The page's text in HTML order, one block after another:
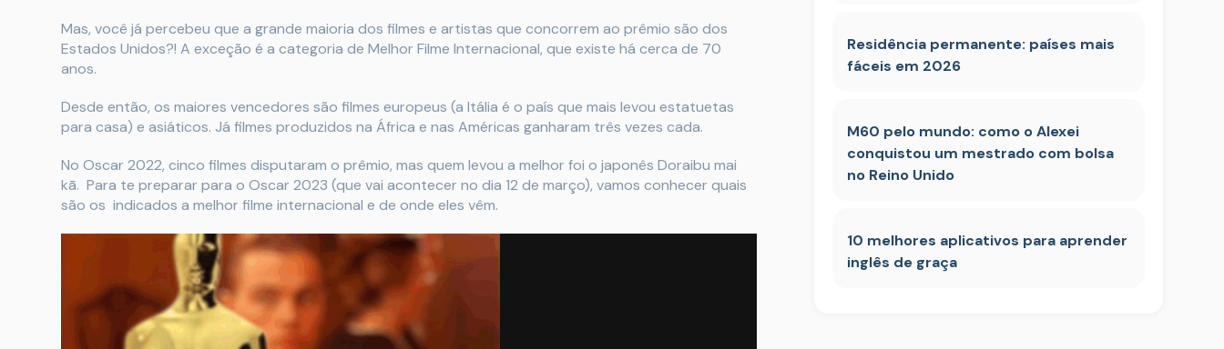
Mas, você já percebeu que a grande maioria dos filmes e artistas que concorrem ao prêmio são dos
Estados Unidos?! A exceção é a categoria de Melhor Filme Internacional, que existe há cerca de 70
anos.
Desde então, os maiores vencedores são filmes europeus (a Itália é o país que mais levou estatuetas
para casa) e asiáticos. Já filmes produzidos na África e nas Américas ganharam três vezes cada.
No Oscar 2022, cinco filmes disputaram o prêmio, mas quem levou a melhor foi o japonês Doraibu mai
kā. Para te preparar para o Oscar 2023 (que vai acontecer no dia 12 de março), vamos conhecer quais
são os indicados a melhor filme internacional e de onde eles vêm.
Residência permanente: países mais
fáceis em 2026
M60 pelo mundo: como o Alexei
conquistou um mestrado com bolsa
no Reino Unido
10 melhores aplicativos para aprender
inglês de graça